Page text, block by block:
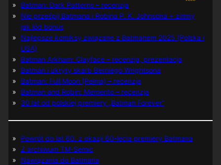
Batman: Dark Patterns – recenzja
Nie prześpij Batmana i Robina P. K. Johnsona + zimny
jak lód bonus
Najlepsze komiksy związane z Batmanem 2025 (Polska i
USA)
Batman Arkham: Clayface – recenzja, prezentacja
Batman i ukryty skarb Berniego Wrightsona
Batman: Full Moon (Pełnia) – recenzja
Batman and Robin: Memento – recenzja
30 lat od polskiej premiery „Batman Forever”
Powrót do lat 60. z okazji 60-lecia premiery Batmana
Z archiwum TM-Semic
Nawiązania do Batmana